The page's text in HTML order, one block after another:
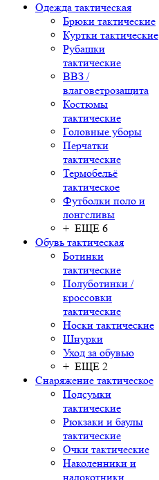
Одежда тактическая
Брюки тактические
Куртки тактические
Рубашки
тактические
ВВЗ /
влаговетрозащита
Костюмы
тактические
Головные уборы
Перчатки
тактические
Термобельё
тактическое
Футболки поло и
лонгсливы
+ ЕЩЕ 6
Обувь тактическая
Ботинки
тактические
Полуботинки /
кроссовки
тактические
Носки тактические
Шнурки
Уход за обувью
+ ЕЩЕ 2
Снаряжение тактическое
Подсумки
тактические
Рюкзаки и баулы
тактические
Очки тактические
Наколенники и
налокотники